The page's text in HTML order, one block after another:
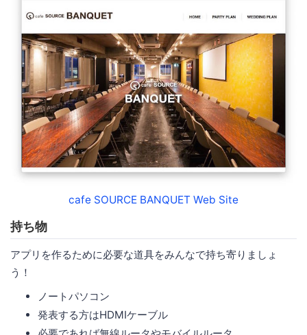
cafe SOURCE BANQUET Web Site
持ち物
アプリを作るために必要な道具をみんなで持ち寄りましょ
う！
ノートパソコン
発表する方はHDMIケーブル